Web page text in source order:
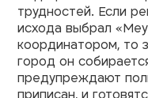
трудностей. Если
исхода выбрал
координатором, то
город он
предупреждают